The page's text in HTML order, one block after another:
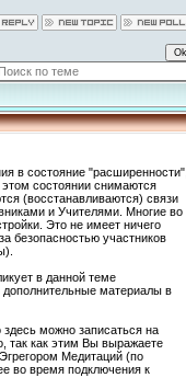
в состояние "расширенности",
состоянии снимаются
(восстанавливаются) связи
и Учителями. Многие во
Это не имеет ничего
безопасностью участников
в данной теме
материалы в
можно записаться на
так как этим Вы выражаете
Медитаций (по
во время подключения к